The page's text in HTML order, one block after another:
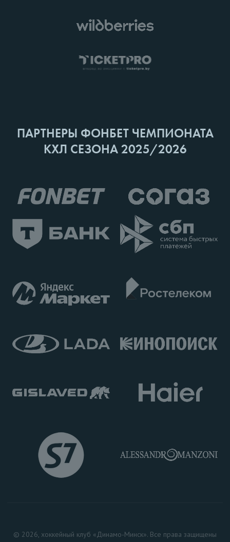
ПАРТНЕРЫ ФОНБЕТ ЧЕМПИОНАТА
КХЛ СЕЗОНА 2025/2026
© 2026, хоккейный клуб «Динамо-Минск». Все права защищены